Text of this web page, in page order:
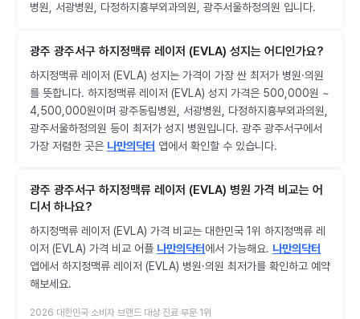
병원, 서광병원, 다정하지흉부외과의원, 광주서울하정의원 입니다.
광주 광주서구 하지정맥류 레이저 (EVLA) 성지는 어디인가요?
하지정맥류 레이저 (EVLA) 성지는 가격이 가장 싼 최저가 병원·의원
를 뜻합니다. 하지정맥류 레이저 (EVLA) 성지 가격은 500,000원 ~
4,500,000원이며 광주동림병원, 서광병원, 다정하지흉부외과의원,
광주서울하정의원 등이 최저가 성지 병원입니다. 광주 광주서구에서
가장 저렴한 곳은 나만의닥터 앱에서 확인할 수 있습니다.
광주 광주서구 하지정맥류 레이저 (EVLA) 병원 가격 비교는 어
디서 하나요?
하지정맥류 레이저 (EVLA) 가격 비교는 대한민국 1위 하지정맥류 레
이저 (EVLA) 가격 비교 어플 나만의닥터에서 가능해요. 나만의닥터
앱에서 하지정맥류 레이저 (EVLA) 병원·의원 최저가를 확인하고 예약
해보세요.
2026 대한민국 소비자 브랜드 대상 진료 부문 1위